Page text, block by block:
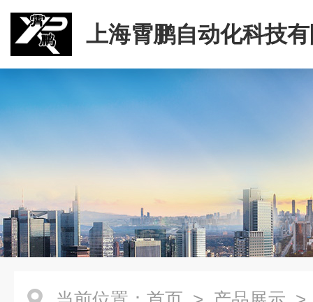
上海霄鹏自动化科技